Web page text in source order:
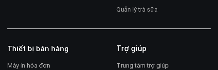
Quản lý trà sữa
Thiết bị bán hàng
Máy in hóa đơn
Trợ giúp
Trung tâm trợ giúp